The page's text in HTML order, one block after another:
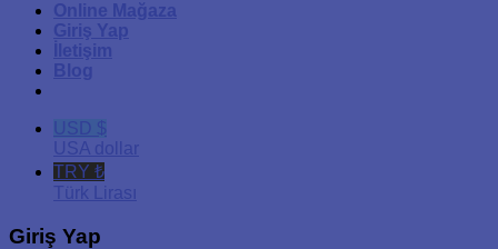
Online Mağaza
Giriş Yap
İletişim
Blog
USD $
USA dollar
TRY ₺
Türk Lirası
Giriş Yap